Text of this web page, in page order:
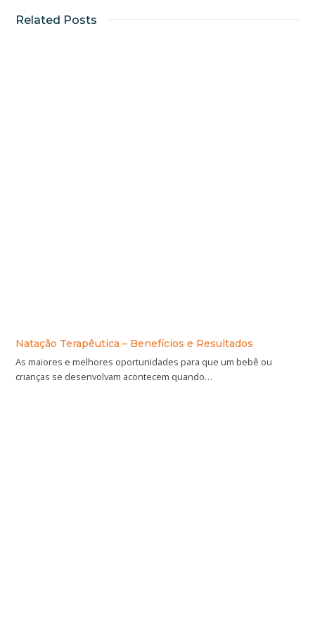
Related Posts
Natação Terapêutica – Benefícios e Resultados
As maiores e melhores oportunidades para que um bebê ou
crianças se desenvolvam acontecem quando…